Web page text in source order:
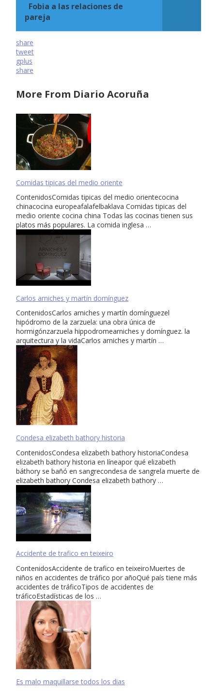
Fobia a las relaciones de
pareja
share
tweet
gplus
share
More From Diario Acoruña
Comidas tipicas del medio oriente
ContenidosComidas tipicas del medio orientecocina
chinacocina europeafalafelbaklava Comidas tipicas del
medio oriente cocina china Todas las cocinas tienen sus
platos más populares. La comida inglesa …
Carlos arniches y martín domínguez
ContenidosCarlos arniches y martín domínguezel
hipódromo de la zarzuela: una obra única de
hormigónzarzuela hippodromearniches y domínguez. la
arquitectura y la vidaCarlos arniches y martín …
Condesa elizabeth bathory historia
ContenidosCondesa elizabeth bathory historiaCondesa
elizabeth bathory historia en líneapor qué elizabeth
báthory se bañó en sangrecondesa de sangrela muerte de
elizabeth bathory Condesa elizabeth bathory …
Accidente de trafico en teixeiro
ContenidosAccidente de trafico en teixeiroMuertes de
niños en accidentes de tráfico por añoQué país tiene más
accidentes de tráficoTipos de accidentes de
tráficoEstadísticas de los …
Es malo maquillarse todos los dias